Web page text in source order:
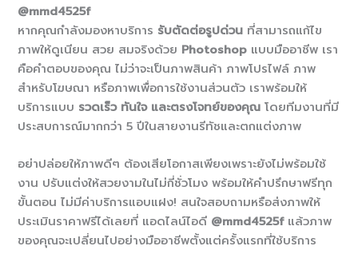
@mmd4525f
หากคุณกำลังมองหาบริการ รับตัดต่อรูปด่วน ที่สามารถแก้ไข
ภาพให้ดูเนียน สวย สมจริงด้วย Photoshop แบบมืออาชีพ เรา
คือคำตอบของคุณ ไม่ว่าจะเป็นภาพสินค้า ภาพโปรไฟล์ ภาพ
สำหรับโฆษณา หรือภาพเพื่อการใช้งานส่วนตัว เราพร้อมให้
บริการแบบ รวดเร็ว ทันใจ และตรงโจทย์ของคุณ โดยทีมงานที่มี
ประสบการณ์มากกว่า 5 ปีในสายงานรีทัชและตกแต่งภาพ
อย่าปล่อยให้ภาพดีๆ ต้องเสียโอกาสเพียงเพราะยังไม่พร้อมใช้
งาน ปรับแต่งให้สวยงามในไม่กี่ชั่วโมง พร้อมให้คำปรึกษาฟรีทุก
ขั้นตอน ไม่มีค่าบริการแอบแฝง! สนใจสอบถามหรือส่งภาพให้
ประเมินราคาฟรีได้เลยที่ แอดไลน์ไอดี @mmd4525fแล้วภาพ
ของคุณจะเปลี่ยนไปอย่างมืออาชีพตั้งแต่ครั้งแรกที่ใช้บริการ